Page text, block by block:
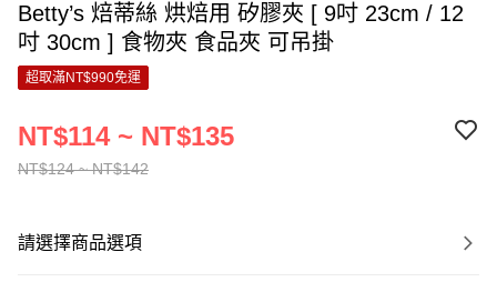
Betty’s 焙蒂絲 烘焙用 矽膠夾 [ 9吋 23cm / 12
吋 30cm ] 食物夾 食品夾 可吊掛
超取滿NT$990免運
NT$124 ~ NT$142
NT$114 ~ NT$135
請選擇商品選項